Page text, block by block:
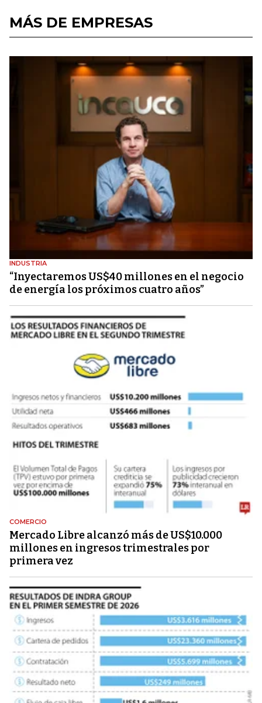
MÁS DE EMPRESAS
INDUSTRIA
“Inyectaremos US$40 millones en el negocio
de energía los próximos cuatro años”
COMERCIO
Mercado Libre alcanzó más de US$10.000
millones en ingresos trimestrales por
primera vez